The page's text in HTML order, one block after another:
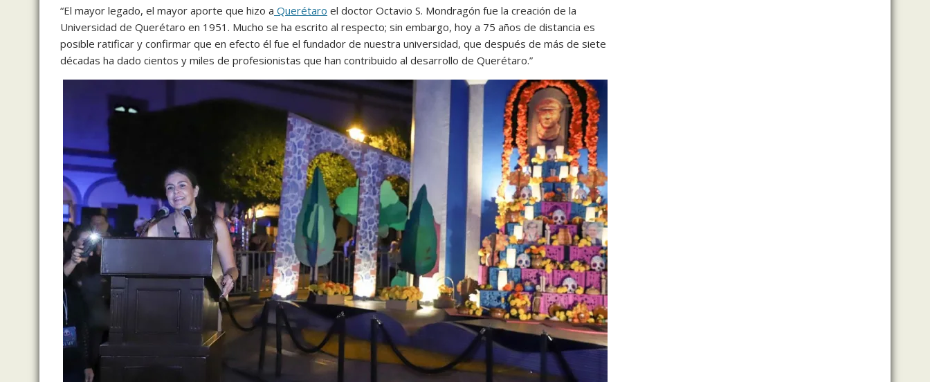
“El mayor legado, el mayor aporte que hizo a Querétaro el doctor Octavio S. Mondragón fue la creación de la
Universidad de Querétaro en 1951. Mucho se ha escrito al respecto; sin embargo, hoy a 75 años de distancia es
posible ratificar y confirmar que en efecto él fue el fundador de nuestra universidad, que después de más de siete
décadas ha dado cientos y miles de profesionistas que han contribuido al desarrollo de Querétaro.”